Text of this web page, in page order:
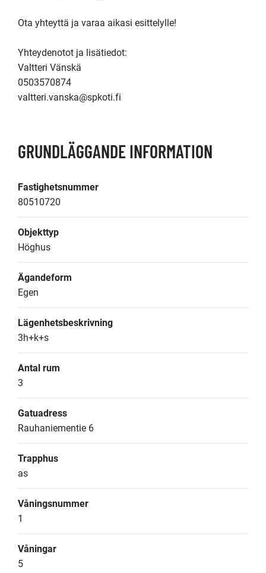
Ota yhteyttä ja varaa aikasi esittelylle!
Yhteydenotot ja lisätiedot:
Valtteri Vänskä
0503570874
valtteri.vanska@spkoti.fi
GRUNDLÄGGANDE INFORMATION
Fastighetsnummer
80510720
Objekttyp
Höghus
Ägandeform
Egen
Lägenhetsbeskrivning
3h+k+s
Antal rum
3
Gatuadress
Rauhaniementie 6
Trapphus
as
Våningsnummer
1
Våningar
5